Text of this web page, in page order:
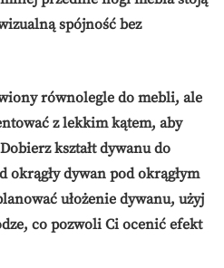
spójność bez
równolegle do mebli, ale
z lekkim kątem, aby
kształt dywanu do
dywan pod okrągłym
ułożenie dywanu, użyj
co pozwoli Ci ocenić efekt